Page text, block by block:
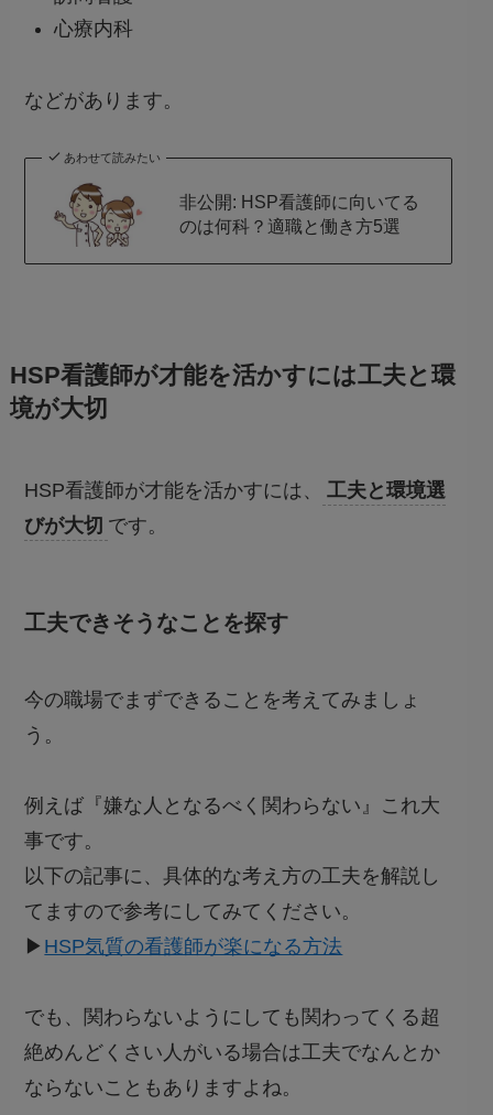
心療内科
などがあります。
あわせて読みたい
非公開: HSP看護師に向いてる
のは何科？適職と働き方5選
HSP看護師が才能を活かすには工夫と環
境が大切
HSP看護師が才能を活かすには、
工夫と環境選
びが大切 です。
工夫できそうなことを探す
今の職場でまずできることを考えてみましょ
う。
例えば『嫌な人となるべく関わらない』これ大
事です。
以下の記事に、具体的な考え方の工夫を解説し
てますので参考にしてみてください。
▶︎ HSP気質の看護師が楽になる方法
でも、関わらないようにしても関わってくる超
絶めんどくさい人がいる場合は工夫でなんとか
ならないこともありますよね。